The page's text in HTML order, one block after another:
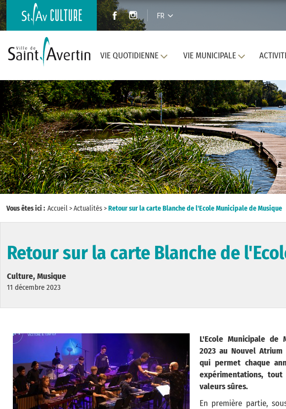
FR
VIE QUOTIDIENNE VIE MUNICIPALE
Vous êtes ici : Accueil>Actualités>Retour sur la carte Blanche de l'Ecole Municipale de Musique
Retour sur la carte Blanche de
Culture, Musique
11 décembre 2023
L'Ecole Municipale de
2023 au Nouvel
qui permet chaque
expérimentations,
valeurs sûres.
En première partie,